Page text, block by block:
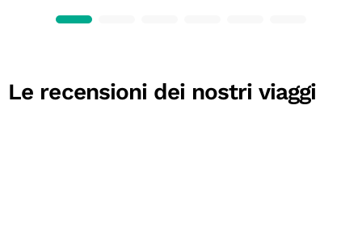
Le recensioni dei nostri viaggi